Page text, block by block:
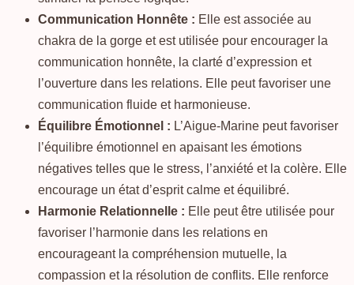
Communication Honnête : Elle est associée au
chakra de la gorge et est utilisée pour encourager la
communication honnête, la clarté d’expression et
l’ouverture dans les relations. Elle peut favoriser une
communication fluide et harmonieuse.
Équilibre Émotionnel : L’Aigue-Marine peut favoriser
l’équilibre émotionnel en apaisant les émotions
négatives telles que le stress, l’anxiété et la colère. Elle
encourage un état d’esprit calme et équilibré.
Harmonie Relationnelle : Elle peut être utilisée pour
favoriser l’harmonie dans les relations en
encourageant la compréhension mutuelle, la
compassion et la résolution de conflits. Elle renforce